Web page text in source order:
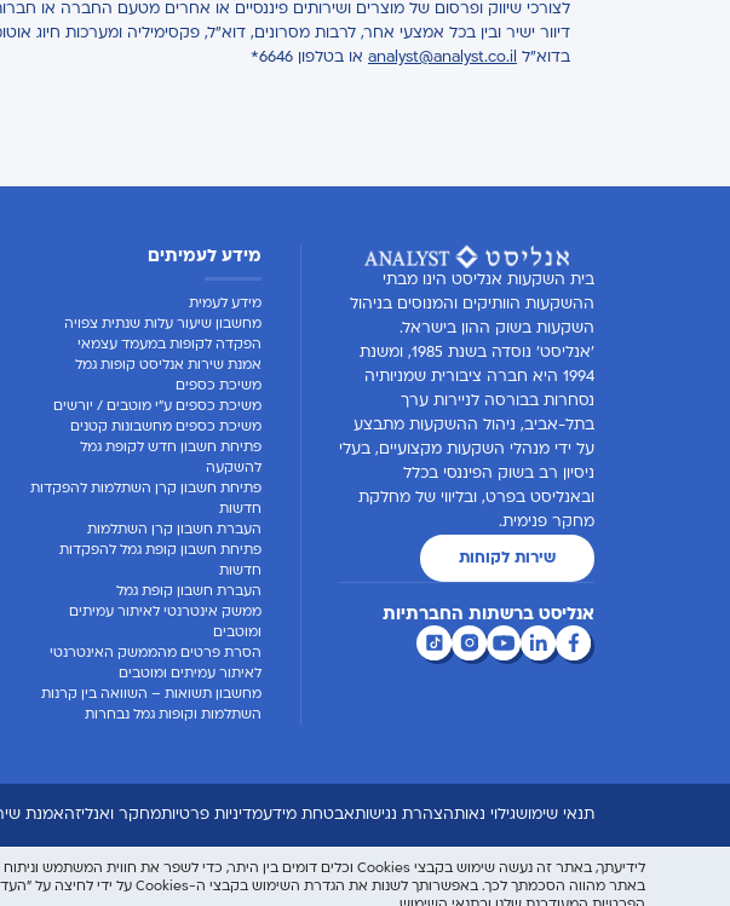
לצורכי שיווק ופרסום של מוצרים ושירותים פיננסיים או אחרים מטעם החברה או
דיוור ישיר ובין בכל אמצעי אחר, לרבות מסרונים, דוא"ל, פקסימיליה ומערכות חיוג
בדוא"ל
analyst@analyst.co.il או בטלפון 6646*
בית השקעות אנליסט הינו מבתי
ההשקעות הוותיקים והמנוסים בניהול
השקעות בשוק ההון בישראל.
'אנליסט' נוסדה בשנת 1985, ומשנת
1994 היא חברה ציבורית שמניותיה
נסחרות בבורסה לניירות ערך
בתל-אביב, ניהול ההשקעות מתבצע
על ידי מנהלי השקעות מקצועיים, בעלי
ניסיון רב בשוק הפיננסי בכלל
ובאנליסט בפרט, ובליווי של מחלקת
מחקר פנימית.
שירות לקוחות
אנליסט ברשתות החברתיות
מידע לעמיתים
מידע לעמית
מחשבון שיעור עלות שנתית צפויה
הפקדה לקופות במעמד עצמאי
אמנת שירות אנליסט קופות גמל
משיכת כספים
משיכת כספים ע"י מוטבים / יורשים
משיכת כספים מחשבונות קטנים
פתיחת חשבון חדש לקופת גמל
להשקעה
פתיחת חשבון קרן השתלמות להפקדות
חדשות
העברת חשבון קרן השתלמות
פתיחת חשבון קופת גמל להפקדות
חדשות
העברת חשבון קופת גמל
ממשק אינטרנטי לאיתור עמיתים
ומוטבים
הסרת פרטים מהממשק האינטרנטי
לאיתור עמיתים ומוטבים
מחשבון תשואות – השוואה בין קרנות
השתלמות וקופות גמל נבחרות
תנאי שימושגילוי נאותהצהרת נגישותאבטחת מידעמדיניות פרטיותמחקר ואנליזהאמנת
לידיעתך, באתר זה נעשה שימוש בקבצי Cookies וכלים דומים בין היתר, כדי לשפר את חווית המשתמש וניתוח השימוש באתר - בהתאם
באתר מהווה הסכמתך לכך. באפשרותך לשנות את הגדרת השימוש בקבצי ה-Cookies על ידי לחיצה על "העדפות קבצי Cookies". למידע נוסף והרחבה, יש לעיין